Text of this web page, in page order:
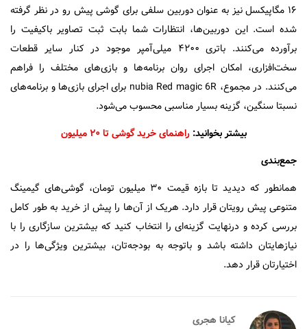
۱۶ مگاپیکسل نیز به عنوان دوربین سلفی برای گوشی پیش رو در نظر گرفته
شده است. این دوربین‌ها، انتظارات شما بابت ثبت تصاویر با‌کیفیت را
برآورده می‌کنند. باتری ۴۲۰۰ میلی‌آمپر موجود در کنار سایر قطعات
سخت‌افزاری، امکان اجرای روان برنامه‌ها و بازی‌های مختلف را فراهم
می‌کنند. در مجموع، nubia Red magic 6R برای اجرای بازی‌ها و برنامه‌های
نسبتا سنگین، گزینه بسیار مناسبی محسوب می‌شود.
بیشتر بخوانید:راهنمای خرید گوشی تا ۲۰ میلیون
جمع‌بندی
همانطور که دیدید تا بازه قیمت ۳۰ میلیون تومان، گوشی‌های گیمینگ
متنوعی پیش رویتان قرار دارد. هریک از آن‌ها را پیش از خرید به طور کامل
بررسی کرده و در‌نهایت گزینه‌ای را انتخاب کنید که بیشترین سازگاری را با
نیازهایتان داشته باشد و با‌توجه به بودجه‌تان، بیشترین ویژگی‌ها را در
اختیارتان قرار دهد.
کیانا هجری